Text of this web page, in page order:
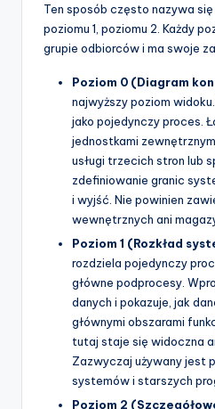
Ten sposób często nazywa
poziomu 1, poziomu 2. Każdy
grupie odbiorców i ma swoje
Poziom 0 (Diagram
najwyższy poziom
jako pojedynczy proces.
jednostkami
usługi trzecich stron lub
zdefiniowanie granic
i wyjść. Nie powinien
wewnętrznych ani
Poziom 1 (Rozkład
rozdziela pojedynczy
główne podprocesy.
danych i pokazuje, jak
głównymi obszarami
tutaj staje się widoczna
Zazwyczaj używany jest
systemów i starszych
Poziom 2